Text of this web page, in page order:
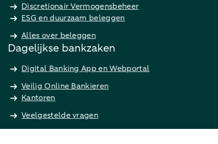
Discretionair Vermogensbeheer
ESG en duurzaam beleggen
Alles over beleggen
Dagelijkse bankzaken
Digital Banking App en Webportal
Veilig Online Bankieren
Kantoren
Veelgestelde vragen